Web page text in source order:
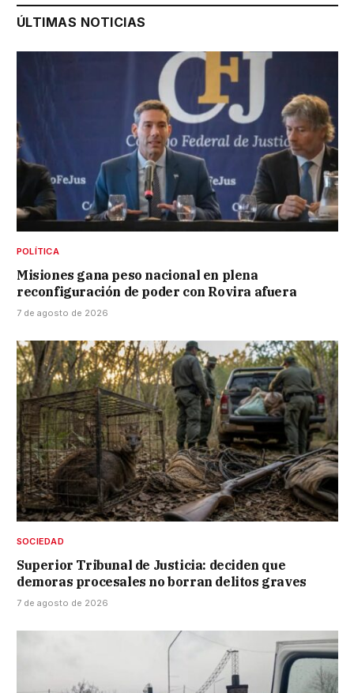
ÚLTIMAS NOTICIAS
POLÍTICA
Misiones gana peso nacional en plena
reconfiguración de poder con Rovira afuera
7 de agosto de 2026
SOCIEDAD
Superior Tribunal de Justicia: deciden que
demoras procesales no borran delitos graves
7 de agosto de 2026